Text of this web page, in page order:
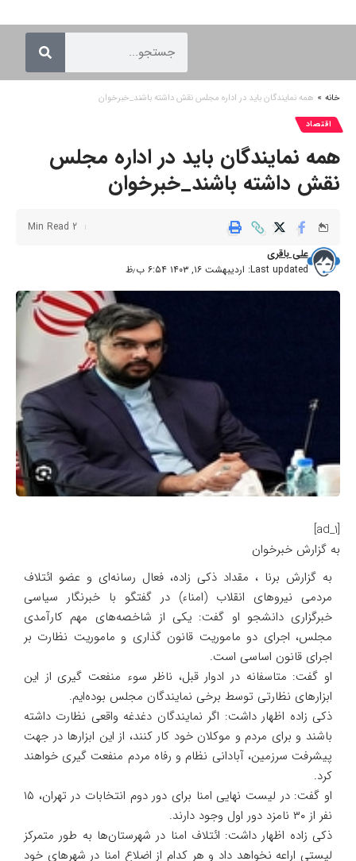
خانه » همه نمایندگان باید در اداره مجلس نقش داشته باشند_خبرخوان
اقتصاد
همه نمایندگان باید در اداره مجلس
نقش داشته باشند_خبرخوان
Last updated: اردیبهشت ۱۶, ۱۴۰۳ ۶:۵۴ ب٫ظ
علی باقری
2 Min Read
[ad_1]
به گزارش خبرخوان
به گزارش برنا ، مقداد ذکی زاده، فعال رسانه‌ای و عضو ائتلاف
مردمی نیرو‌های انقلاب (امناء) در گفتگو با خبرنگار سیاسی
خبرگزاری دانشجو او گفت: یکی از شاخصه‌های مهم کارآمدی
مجلس، اجرای دو ماموریت قانون گذاری و ماموریت نظارت بر
اجرای قانون اساسی است.
او گفت: متاسفانه در ادوار قبل، ناظر سوء منفعت گیری از این
ابزار‌های نظارتی توسط برخی نمایندگان مجلس بوده‌ایم.
ذکی زاده اظهار داشت: اگر نمایندگان دغدغه واقعی نظارت داشته
باشند و برای مردم و موکلان خود کار کنند، از این ابزار‌ها در جهت
پیشرفت سرزمین، آبادانی نظام و رفاه مردم منفعت گیری خواهند
کرد.
او گفت: در لیست نهایی امنا برای دور دوم انتخابات در تهران، ۱۵
نفر از ۳۰ نامزد دور اول وجود دارند.
ذکی زاده اظهار داشت: ائتلاف امنا در شهرستان‌ها به طور متمرکز
لیستی اراعه نخواهد داد و هر کدام از اضلاع امنا در شهر‌های خود